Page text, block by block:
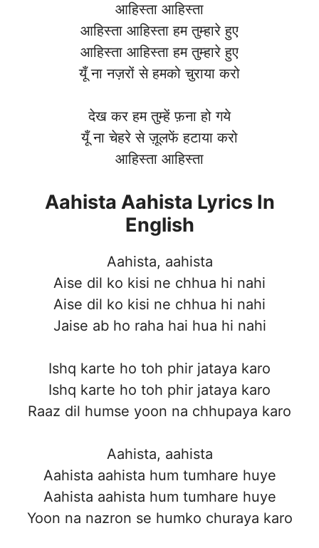
आहिस्ता आहिस्ता
आहिस्ता आहिस्ता हम तुम्हारे हुए
आहिस्ता आहिस्ता हम तुम्हारे हुए
यूँ ना नज़रों से हमको चुराया करो
देख कर हम तुम्हें फ़ना हो गये
यूँ ना चेहरे से ज़ूलफें हटाया करो
आहिस्ता आहिस्ता
Aahista Aahista Lyrics In
English
Aahista, aahista
Aise dil ko kisi ne chhua hi nahi
Aise dil ko kisi ne chhua hi nahi
Jaise ab ho raha hai hua hi nahi
Ishq karte ho toh phir jataya karo
Ishq karte ho toh phir jataya karo
Raaz dil humse yoon na chhupaya karo
Aahista, aahista
Aahista aahista hum tumhare huye
Aahista aahista hum tumhare huye
Yoon na nazron se humko churaya karo